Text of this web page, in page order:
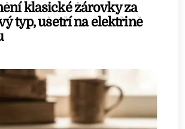
klasické žárovky za
typ, ušetří na elektřině